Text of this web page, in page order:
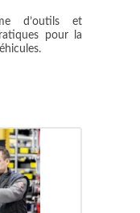
d’outils et
pour la